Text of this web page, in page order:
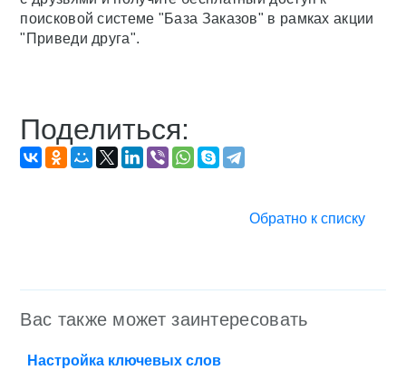
поисковой системе "База Заказов" в рамках акции
"Приведи друга".
Поделиться:
Обратно к списку
Вас также может заинтересовать
Настройка ключевых слов